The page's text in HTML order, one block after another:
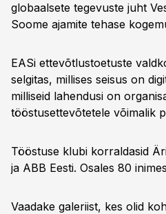
globaalsete tegevuste juht
Soome ajamite tehase
EASi ettevõtlustoetuste
selgitas, millises seisus on
milliseid lahendusi on
tööstusettevõtetele võimalik
Tööstuse klubi korraldasid
ja ABB Eesti. Osales 80
Vaadake galeriist, kes olid